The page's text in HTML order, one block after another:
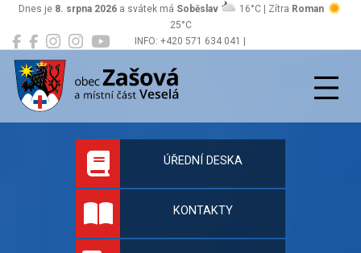
INFO: +420 571 634 041 |
Dnes je 8. srpna 2026 a svátek má Soběslav 16°C | Zítra Roman
25°C
Zašová
Oficiální stránky
ÚŘEDNÍ DESKA
KONTAKTY